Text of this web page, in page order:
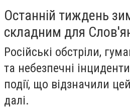
Останній тиждень
складним для
Російські обстріли,
та небезпечні
події, що відзначили
далі.